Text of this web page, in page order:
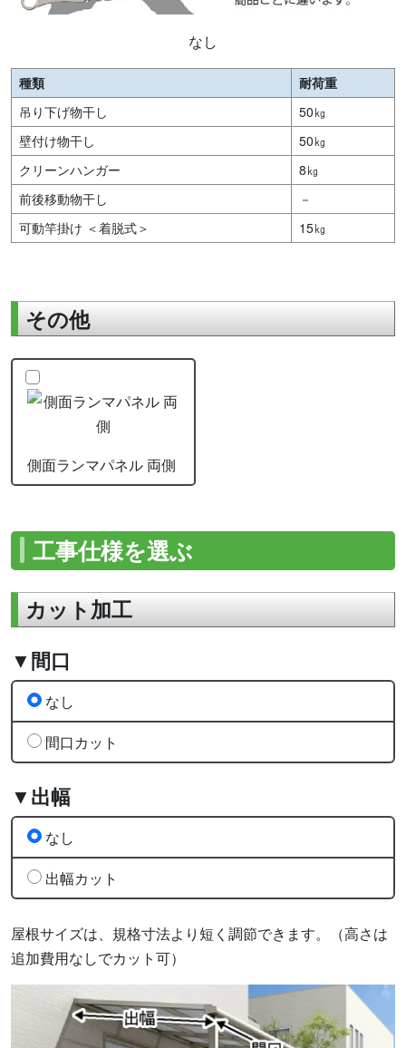
なし
種類
耐荷重
吊り下げ物干し
50㎏
壁付け物干し
50㎏
クリーンハンガー
8㎏
前後移動物干し
－
可動竿掛け ＜着脱式＞
15㎏
その他
側面ランマパネル 両側
工事仕様を選ぶ
カット加工
屋根サイズは、規格寸法より短く調節できます。（高さは
追加費用なしでカット可）
▼間口
なし
間口カット
▼出幅
なし
出幅カット